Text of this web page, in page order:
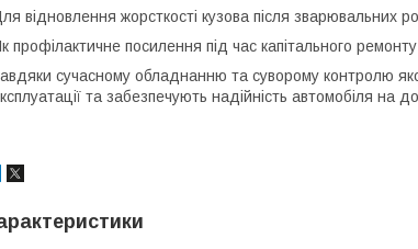
відновлення жорсткості кузова після зварювальних
профілактичне посилення під час капітального
сучасному обладнанню та суворому контролю
та забезпечують надійність автомобіля на